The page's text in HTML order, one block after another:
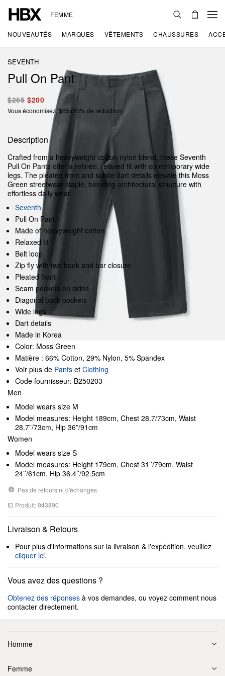
FEMME
NOUVEAUTÉS MARQUES VÊTEMENTS CHAUSSURES
SEVENTH
Pull On Pant
$265 $200
Vous économisez: $65 (25% de réduction)
Description
Crafted from a heavyweight cotton-nylon blend, these Seventh
Pull On Pants offer a refined, relaxed fit with contemporary wide
legs. The pleated front and subtle dart details elevate this Moss
Green streetwear staple, blending architectural structure with
effortless daily wear.
Seventh
Pull On Pant
Made of heavyweight cotton
Relaxed fit
Belt loop
Zip fly with two hook and bar closure
Pleated front
Seam pockets on sides
Diagonal back pockets
Wide legs
Dart details
Made in Korea
Color: Moss Green
Matière : 66% Cotton, 29% Nylon, 5% Spandex
Voir plus de Pants et Clothing
Code fournisseur: B250203
Men
Model wears size M
Model measures: Height 189cm, Chest 28.7/73cm, Waist
28.7”/73cm, Hip 36”/91cm
Women
Model wears size S
Model measures: Height 179cm, Chest 31’’/79cm, Waist
24’’/61cm, Hip 36.4’’/92.5cm
Pas de retours ni d'échanges.
ID Produit: 943890
Livraison & Retours
Pour plus d'informations sur la livraison & l'expédition, veuillez
cliquer ici.
Vous avez des questions ?
Obtenez des réponses à vos demandes, ou voyez comment nous
contacter directement.
Homme
Femme